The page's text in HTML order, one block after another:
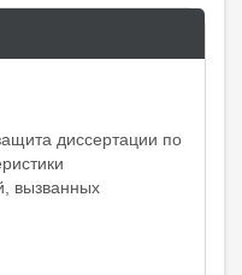
диcсертации по
вызванных